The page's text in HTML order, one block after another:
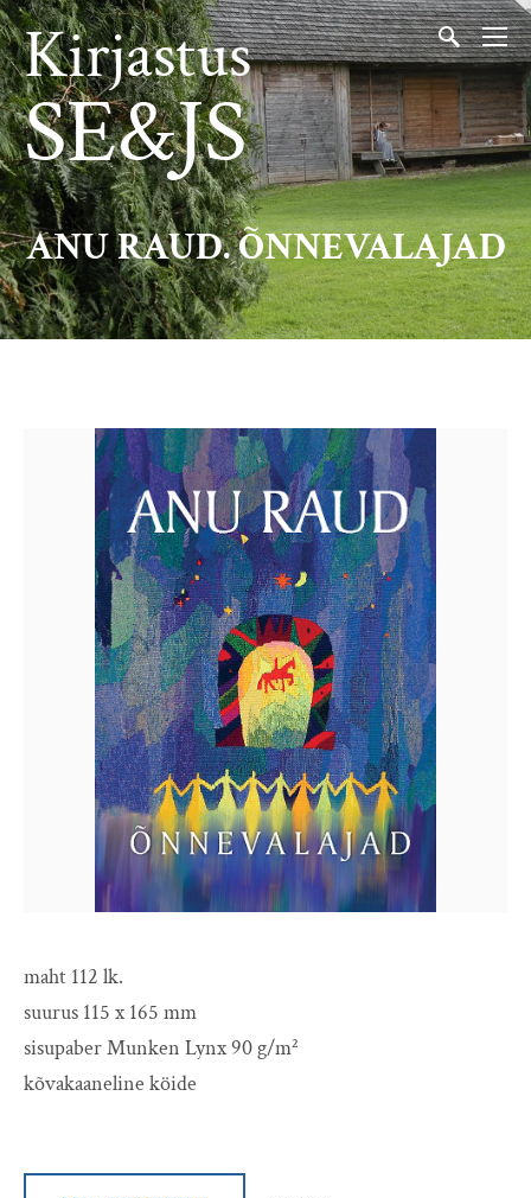
Kirjastus
SE&JS
ANU RAUD. ÕNNEVALAJAD
maht 112 lk.
suurus 115 x 165 mm
sisupaber Munken Lynx 90 g/m²
kõvakaaneline köide